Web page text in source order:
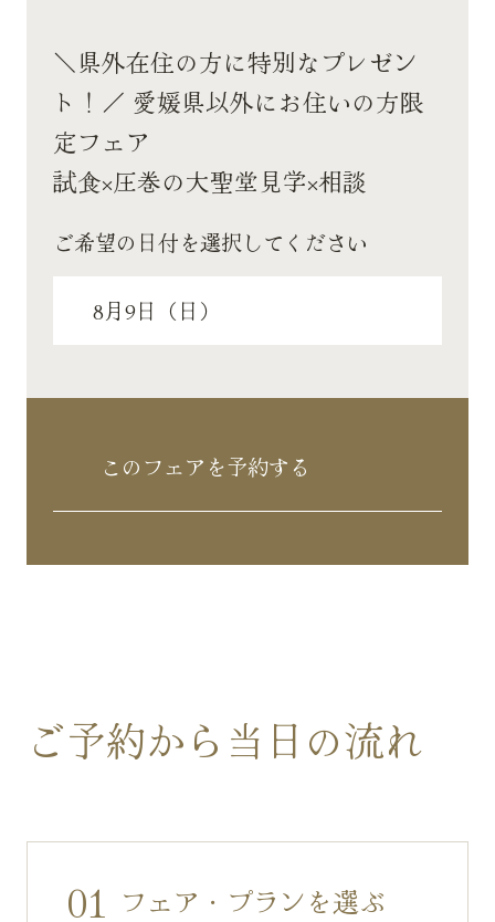
＼県外在住の方に特別なプレゼン
ト！／ 愛媛県以外にお住いの方限
定フェア
試食×圧巻の大聖堂見学×相談
ご希望の日付を選択してください
このフェアを予約する
ご予約から当日の流れ
01 フェア・プランを選ぶ